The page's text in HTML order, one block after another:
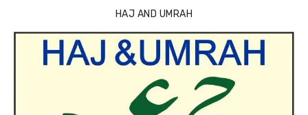
HAJ AND UMRAH